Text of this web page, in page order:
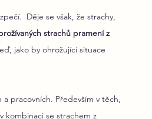
Děje se však, že strachy,
strachů pramení z
jako by ohrožující situace
pracovních. Především v těch,
kombinaci se strachem z